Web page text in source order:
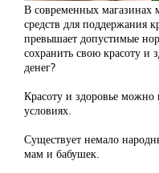
В современных
средств для поддержания
превышает допустимые
сохранить свою красоту и
денег?
Красоту и здоровье
условиях.
Существует немало
мам и бабушек.